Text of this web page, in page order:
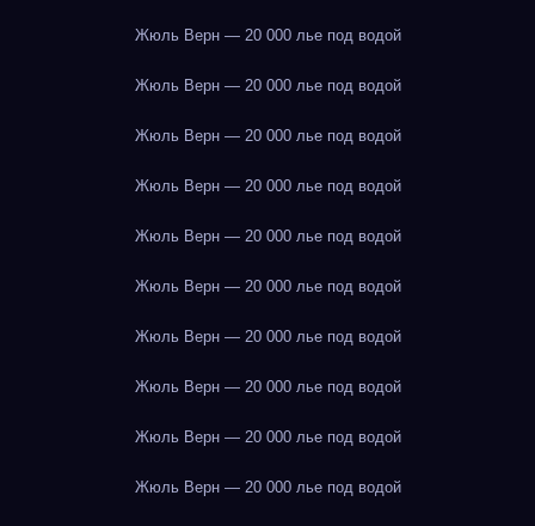
Жюль Верн — 20 000 лье под водой
Жюль Верн — 20 000 лье под водой
Жюль Верн — 20 000 лье под водой
Жюль Верн — 20 000 лье под водой
Жюль Верн — 20 000 лье под водой
Жюль Верн — 20 000 лье под водой
Жюль Верн — 20 000 лье под водой
Жюль Верн — 20 000 лье под водой
Жюль Верн — 20 000 лье под водой
Жюль Верн — 20 000 лье под водой